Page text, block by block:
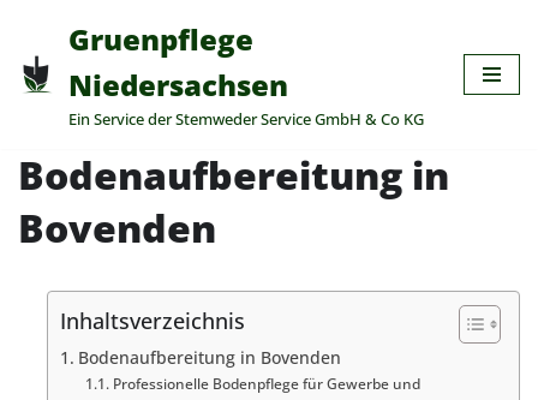
Zum
Inhalt
springen
Gruenpflege
Niedersachsen
Ein Service der Stemweder Service GmbH & Co KG
Bodenaufbereitung in
Bovenden
Inhaltsverzeichnis
Bodenaufbereitung in Bovenden
Professionelle Bodenpflege für Gewerbe und